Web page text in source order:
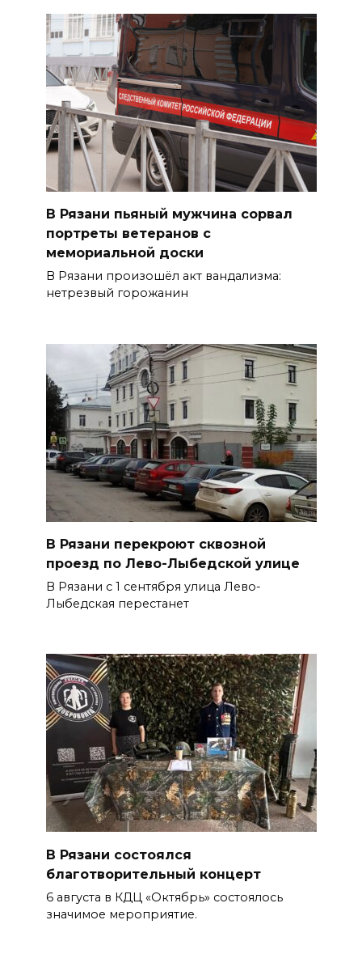
В Рязани пьяный мужчина сорвал
портреты ветеранов с
мемориальной доски
В Рязани произошёл акт вандализма:
нетрезвый горожанин
В Рязани перекроют сквозной
проезд по Лево-Лыбедской улице
В Рязани с 1 сентября улица Лево-
Лыбедская перестанет
В Рязани состоялся
благотворительный концерт
6 августа в КДЦ «Октябрь» состоялось
значимое мероприятие.